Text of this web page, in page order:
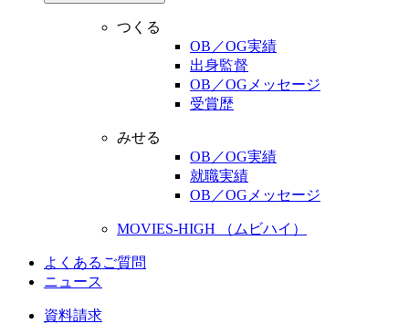
つくる
OB／OG実績
出身監督
OB／OGメッセージ
受賞歴
みせる
OB／OG実績
就職実績
OB／OGメッセージ
MOVIES-HIGH （ムビハイ）
よくあるご質問
ニュース
資料請求